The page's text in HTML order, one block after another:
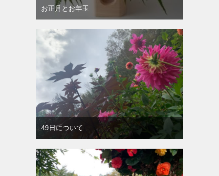
お正月とお年玉
49日について